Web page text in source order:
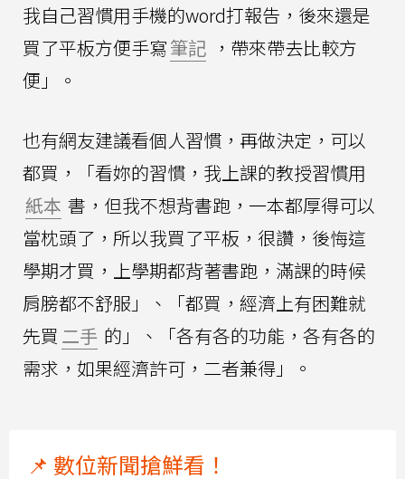
我自己習慣用手機的word打報告，後來還是
買了平板方便手寫筆記 ，帶來帶去比較方
便」。
也有網友建議看個人習慣，再做決定，可以
都買，「看妳的習慣，我上課的教授習慣用
紙本 書，但我不想背書跑，一本都厚得可以
當枕頭了，所以我買了平板，很讚，後悔這
學期才買，上學期都背著書跑，滿課的時候
肩膀都不舒服」、「都買，經濟上有困難就
先買 二手 的」、「各有各的功能，各有各的
需求，如果經濟許可，二者兼得」。
📌 數位新聞搶鮮看！